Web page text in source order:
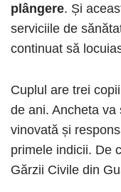
plângere. Și
serviciile de
continuat să
Cuplul are trei
de ani. Ancheta
vinovată și
primele indicii. De
Gărzii Civile din